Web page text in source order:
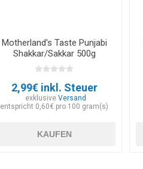
Motherland's Taste Punjabi
Shakkar/Sakkar 500g
2,99€ inkl. Steuer
exklusiveVersand
entspricht 0,60€ pro 100 gram(s)
KAUFEN